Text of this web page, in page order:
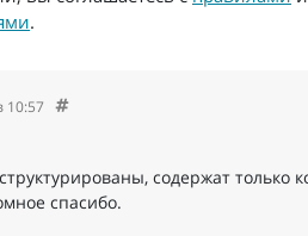
.
10:57
содержат только
спасибо.